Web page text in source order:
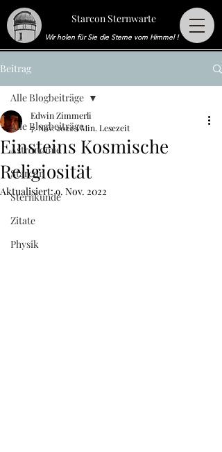
Starcon Sternwarte
Wir holen für Sie die Sterne vom Himmel !
Beitrag
Alle Blogbeiträge
Astronomie
Starcon
Sternkunde
Zitate
Physik
Alle Blogbeiträge
Einsteins Kosmische
Religiosität
Edwin Zimmerli
7. Nov. 20221 Min. Lesezeit
Aktualisiert:9. Nov. 2022